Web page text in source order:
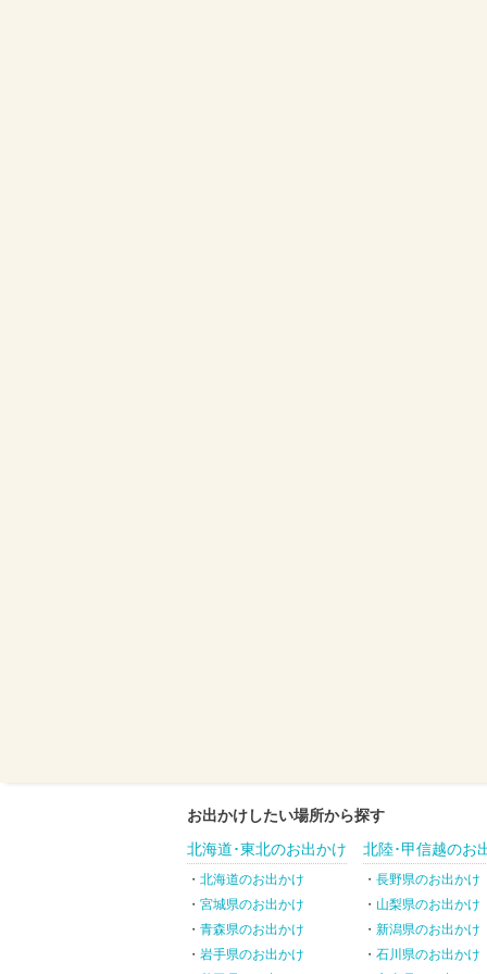
お出かけしたい場所から探す
北海道･東北のお出かけ
北海道のお出かけ
宮城県のお出かけ
青森県のお出かけ
岩手県のお出かけ
北陸･甲信越のお
長野県のお出かけ
山梨県のお出かけ
新潟県のお出かけ
石川県のお出かけ